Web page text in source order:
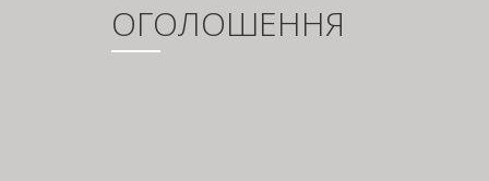
ОГОЛОШЕННЯ